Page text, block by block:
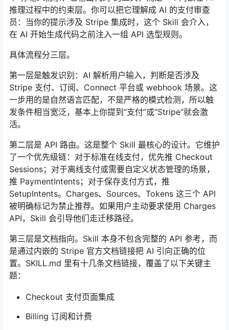
推理过程中的约束层。你可以把它理解成 AI 的支付审查
员：当你的提示涉及 Stripe 集成时，这个 Skill 会介入，
在 AI 开始生成代码之前注入一组 API 选型规则。
具体流程分三层。
第一层是触发识别：AI 解析用户输入，判断是否涉及
Stripe 支付、订阅、Connect 平台或 webhook 场景。这
一步用的是自然语言匹配，不是严格的模式检测，所以触
发条件相当宽泛，基本上你提到“支付”或“Stripe”就会激
活。
第二层是 API 路由。这是整个 Skill 最核心的设计。它维护
了一个优先级链：对于标准在线支付，优先推 Checkout
Sessions；对于离线支付或需要自定义状态管理的场景，
推 PaymentIntents；对于保存支付方式，推
SetupIntents。Charges、Sources、Tokens 这三个 API
被明确标记为禁止推荐。如果用户主动要求使用 Charges
API，Skill 会引导他们走迁移路径。
第三层是文档指向。Skill 本身不包含完整的 API 参考，而
是通过内嵌的 Stripe 官方文档链接把 AI 引向正确的位
置。SKILL.md 里有十几条文档链接，覆盖了以下关键主
题：
Checkout 支付页面集成
Billing 订阅和计费